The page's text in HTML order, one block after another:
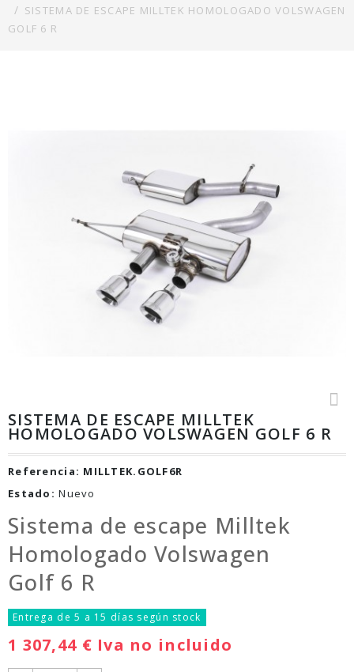
SISTEMA DE ESCAPE MILLTEK HOMOLOGADO VOLSWAGEN
GOLF 6 R
SISTEMA DE ESCAPE MILLTEK
HOMOLOGADO VOLSWAGEN GOLF 6 R
Referencia: MILLTEK.GOLF6R
Estado: Nuevo
Sistema de escape Milltek
Homologado Volswagen
Golf 6 R
Entrega de 5 a 15 días según stock
1 307,44 € Iva no incluido